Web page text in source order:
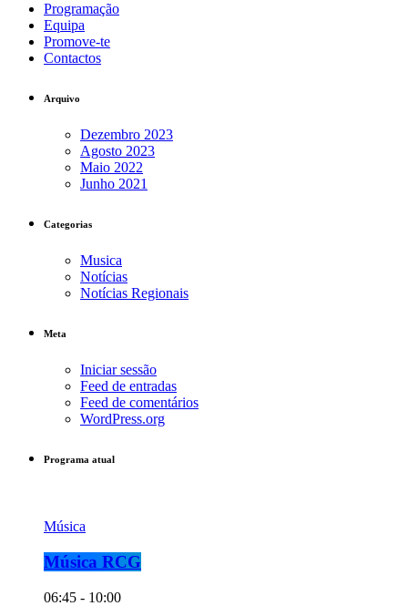
Programação
Equipa
Promove-te
Contactos
Arquivo
Dezembro 2023
Agosto 2023
Maio 2022
Junho 2021
Categorias
Musica
Notícias
Notícias Regionais
Meta
Iniciar sessão
Feed de entradas
Feed de comentários
WordPress.org
Programa atual
Música
Música RCG
06:45 - 10:00